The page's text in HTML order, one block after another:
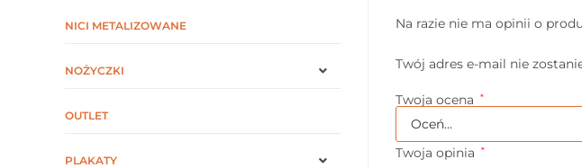
Na razie nie ma opinii o
Twój adres e-mail nie
Twoja ocena *
Twoja opinia *
NICI METALIZOWANE
NOŻYCZKI
OUTLET
PLAKATY